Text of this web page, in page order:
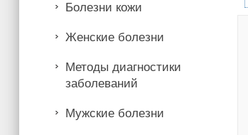
Болезни кожи
Женские болезни
Методы диагностики
заболеваний
Мужские болезни